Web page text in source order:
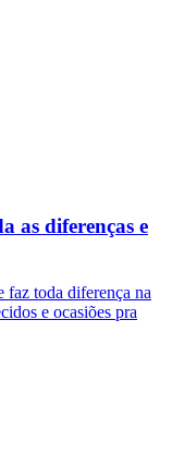
as diferenças e
faz toda diferença na
e ocasiões pra